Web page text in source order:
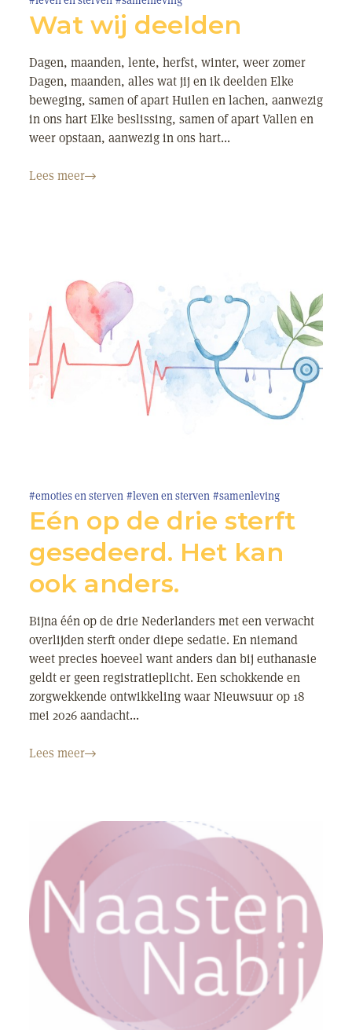
Wat wij deelden
Dagen, maanden, lente, herfst, winter, weer zomer
Dagen, maanden, alles wat jij en ik deelden Elke
beweging, samen of apart Huilen en lachen, aanwezig
in ons hart Elke beslissing, samen of apart Vallen en
weer opstaan, aanwezig in ons hart...
Lees meer
#emoties en sterven #leven en sterven #samenleving
Eén op de drie sterft
gesedeerd. Het kan
ook anders.
Bijna één op de drie Nederlanders met een verwacht
overlijden sterft onder diepe sedatie. En niemand
weet precies hoeveel want anders dan bij euthanasie
geldt er geen registratieplicht. Een schokkende en
zorgwekkende ontwikkeling waar Nieuwsuur op 18
mei 2026 aandacht...
Lees meer